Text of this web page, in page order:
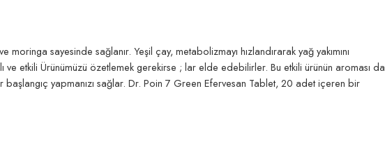
sayesinde sağlanır. Yeşil çay, metabolizmayı hızlandırarak yağ yakımını
ve etkili Ürünümüzü özetlemek gerekirse ; lar elde edebilirler. Bu etkili ürünün aroması da
yapmanızı sağlar. Dr. Poin 7 Green Efervesan Tablet, 20 adet içeren bir